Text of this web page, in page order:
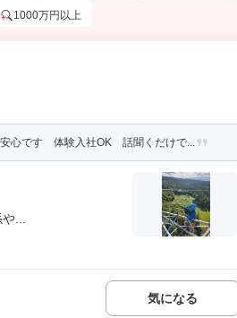
1000万円以上
安心です 体験入社OK 話聞くだけで...
...
気になる